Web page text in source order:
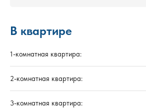
В квартире
1-комнатная квартира:
2-комнатная квартира:
3-комнатная квартира: